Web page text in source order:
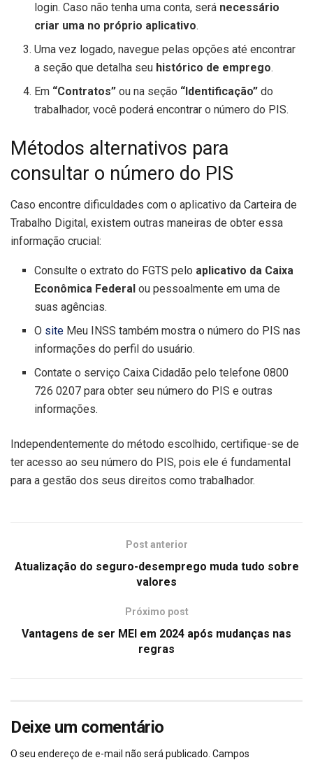
login. Caso não tenha uma conta, será necessário
criar uma no próprio aplicativo.
Uma vez logado, navegue pelas opções até encontrar
a seção que detalha seu histórico de emprego.
Em “Contratos”ou na seção “Identificação”do
trabalhador, você poderá encontrar o número do PIS.
Métodos alternativos para
consultar o número do PIS
Caso encontre dificuldades com o aplicativo da Carteira de
Trabalho Digital, existem outras maneiras de obter essa
informação crucial:
Consulte o extrato do FGTS pelo aplicativo da Caixa
Econômica Federalou pessoalmente em uma de
suas agências.
O site Meu INSS também mostra o número do PIS nas
informações do perfil do usuário.
Contate o serviço Caixa Cidadão pelo telefone 0800
726 0207 para obter seu número do PIS e outras
informações.
Independentemente do método escolhido, certifique-se de
ter acesso ao seu número do PIS, pois ele é fundamental
para a gestão dos seus direitos como trabalhador.
Post anterior
Atualização do seguro-desemprego muda tudo sobre
valores
Próximo post
Vantagens de ser MEI em 2024 após mudanças nas
regras
Deixe um comentário
O seu endereço de e-mail não será publicado. Campos